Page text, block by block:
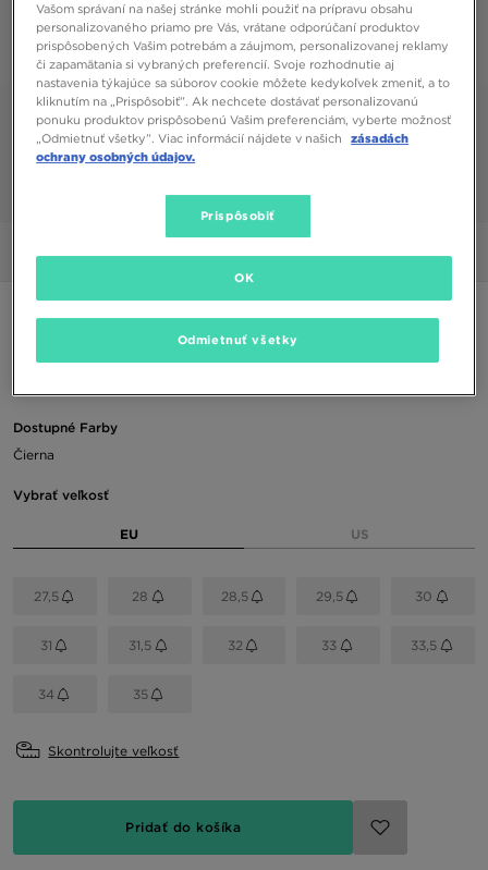
Obrázky 360°
Dostupné Farby
Čierna
Vybrať veľkosť
EU US
27,5 28 28,5 29,5 30
31 31,5 32 33 33,5
34 35
Skontrolujte veľkosť
Pridať do košíka
Vašom správaní na našej stránke mohli použiť na prípravu obsahu
personalizovaného priamo pre Vás, vrátane odporúčaní produktov
prispôsobených Vašim potrebám a záujmom, personalizovanej reklamy
či zapamätania si vybraných preferencií. Svoje rozhodnutie aj
nastavenia týkajúce sa súborov cookie môžete kedykoľvek zmeniť, a to
kliknutím na „Prispôsobiť”. Ak nechcete dostávať personalizovanú
ponuku produktov prispôsobenú Vašim preferenciám, vyberte možnosť
„Odmietnuť všetky”. Viac informácií nájdete v našich
zásadách
ochrany osobných údajov.
Prispôsobiť
Odmietnuť všetky
OK